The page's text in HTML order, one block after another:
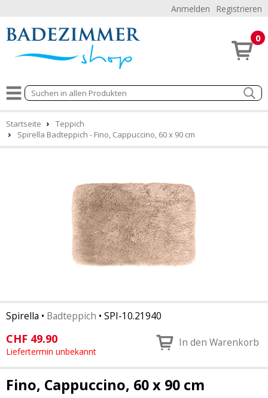
Anmelden Registrieren
0
Startseite
Teppich
Spirella Badteppich - Fino, Cappuccino, 60 x 90 cm
Spirella • Badteppich • SPI-10.21940
CHF 49.90
Liefertermin unbekannt
In den Warenkorb
Fino, Cappuccino, 60 x 90 cm